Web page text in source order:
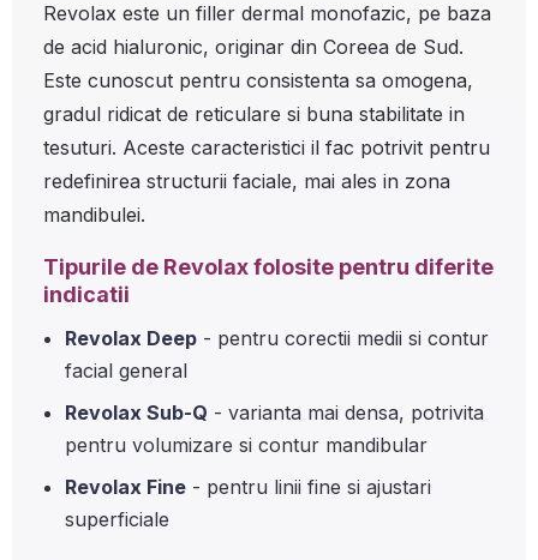
Revolax este un filler dermal monofazic, pe baza
de acid hialuronic, originar din Coreea de Sud.
Este cunoscut pentru consistenta sa omogena,
gradul ridicat de reticulare si buna stabilitate in
tesuturi. Aceste caracteristici il fac potrivit pentru
redefinirea structurii faciale, mai ales in zona
mandibulei.
Tipurile de Revolax folosite pentru diferite
indicatii
Revolax Deep - pentru corectii medii si contur
facial general
Revolax Sub-Q - varianta mai densa, potrivita
pentru volumizare si contur mandibular
Revolax Fine - pentru linii fine si ajustari
superficiale